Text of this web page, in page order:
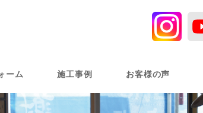
ーム 施工事例 お客様の声